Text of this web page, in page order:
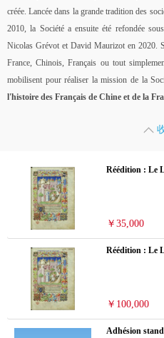
créée. Lancée dans la grande tradition des
2010, la Société a ensuite été refondée
Nicolas Grévot et David Maurizot en 2020.
France, Chinois, Français ou tout
mobilisent pour réaliser la mission de la
l'histoire des Français de Chine et de la
Réédition : Le
￥35,000
Réédition : Le
￥100,000
Adhésion